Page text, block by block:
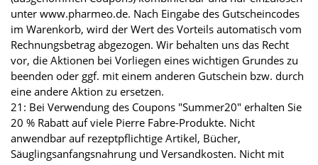
unter www.pharmeo.de. Nach Eingabe des Gutscheincodes
im Warenkorb, wird der Wert des Vorteils automatisch vom
Rechnungsbetrag abgezogen. Wir behalten uns das Recht
vor, die Aktionen bei Vorliegen eines wichtigen Grundes zu
beenden oder ggf. mit einem anderen Gutschein bzw. durch
eine andere Aktion zu ersetzen.
21: Bei Verwendung des Coupons "Summer20" erhalten Sie
20 % Rabatt auf viele Pierre Fabre-Produkte. Nicht
anwendbar auf rezeptpflichtige Artikel, Bücher,
Säuglingsanfangsnahrung und Versandkosten. Nicht mit